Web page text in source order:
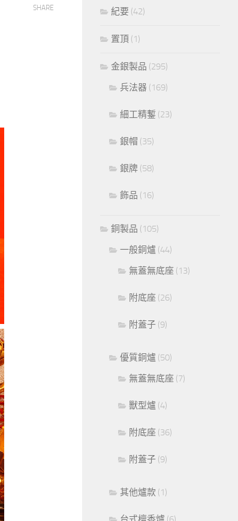
SHARE 紀要 (42)
置頂 (1)
金銀製品 (295)
兵法器 (169)
細工精鏨 (23)
銀帽 (35)
銀牌 (58)
飾品 (16)
銅製品 (105)
一般銅爐 (44)
無蓋無底座 (13)
附底座 (26)
附蓋子 (9)
優質銅爐 (50)
無蓋無底座 (7)
獸型爐 (4)
附底座 (36)
附蓋子 (9)
其他爐款 (1)